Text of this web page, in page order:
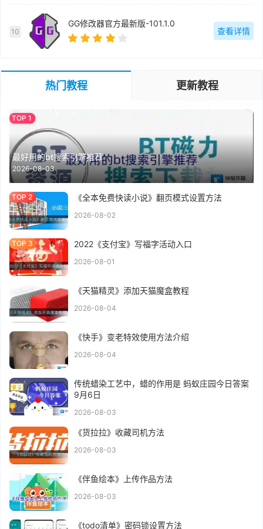
10
GG修改器官方最新版-101.1.0
查看详情
热门教程 更新教程
最好用的bt搜索引擎推荐
2026-08-03
《全本免费快读小说》翻页模式设置方法
2026-08-02
2022《支付宝》写福字活动入口
2026-08-01
《天猫精灵》添加天猫魔盒教程
2026-08-04
《快手》变老特效使用方法介绍
2026-08-04
传统蜡染工艺中，蜡的作用是 蚂蚁庄园今日答案
9月6日
2026-08-03
《货拉拉》收藏司机方法
2026-08-03
《伴鱼绘本》上传作品方法
2026-08-03
《todo清单》密码锁设置方法